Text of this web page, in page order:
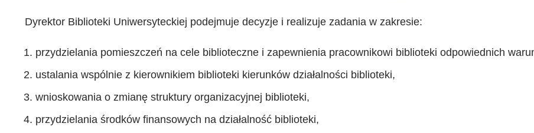
Dyrektor Biblioteki Uniwersyteckiej podejmuje decyzje i realizuje zadania w zakresie:
przydzielania pomieszczeń na cele biblioteczne i zapewnienia pracownikowi biblioteki odpowiednich
ustalania wspólnie z kierownikiem biblioteki kierunków działalności biblioteki,
wnioskowania o zmianę struktury organizacyjnej biblioteki,
przydzielania środków finansowych na działalność biblioteki,